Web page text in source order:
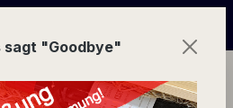
sagt "Goodbye"